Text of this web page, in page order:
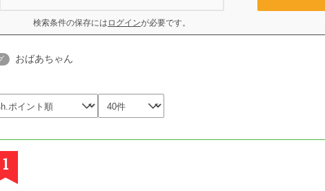
検索条件の保存には ログインが必要です。
おばあちゃん
1